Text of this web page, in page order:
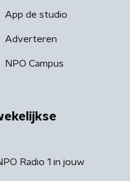
App de studio
Adverteren
NPO Campus
Radio 1 in jouw